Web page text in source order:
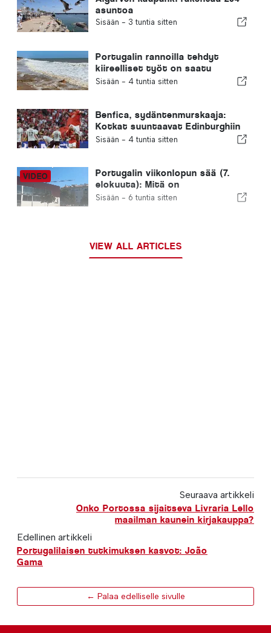
asuntoa
Sisään - 3 tuntia sitten
Portugalin rannoilla tehdyt
kiireelliset työt on saatu
päätökseen
Sisään - 4 tuntia sitten
Benfica, sydäntenmurskaaja:
Kotkat suuntaavat Edinburghiin
jo toinen jalka seuraavalla
Sisään - 4 tuntia sitten
Portugalin viikonlopun sää (7.
elokuuta): Mitä on
odotettavissa eri puolilla
Sisään - 6 tuntia sitten
VIEW ALL ARTICLES
Seuraava artikkeli
Onko Portossa sijaitseva Livraria Lello
maailman kaunein kirjakauppa?
Edellinen artikkeli
Portugalilaisen tutkimuksen kasvot: João
Gama
← Palaa edelliselle sivulle